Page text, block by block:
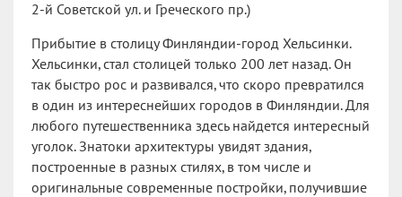
2-й Советской ул. и Греческого пр.)
Прибытие в столицу Финляндии-город Хельсинки.
Хельсинки, стал столицей только 200 лет назад. Он
так быстро рос и развивался, что скоро превратился
в один из интереснейших городов в Финляндии. Для
любого путешественника здесь найдется интересный
уголок. Знатоки архитектуры увидят здания,
построенные в разных стилях, в том числе и
оригинальные современные постройки, получившие